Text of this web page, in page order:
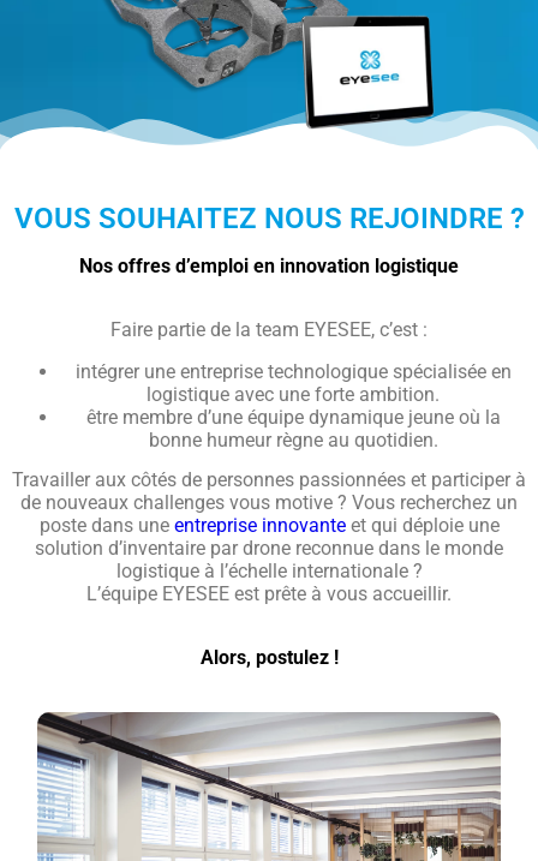
VOUS SOUHAITEZ NOUS REJOINDRE ?
Nos offres d’emploi en innovation logistique
Faire partie de la team EYESEE, c’est :
intégrer une entreprise technologique spécialisée en
logistique avec une forte ambition.
être membre d’une équipe dynamique jeune où la
bonne humeur règne au quotidien.
Travailler aux côtés de personnes passionnées et participer à
de nouveaux challenges vous motive ? Vous recherchez un
poste dans une entreprise innovanteet qui déploie une
solution d’inventaire par drone reconnue dans le monde
logistique à l’échelle internationale ?
L’équipe EYESEE est prête à vous accueillir.
Alors, postulez !